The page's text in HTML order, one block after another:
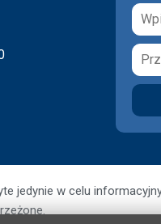
jedynie w celu